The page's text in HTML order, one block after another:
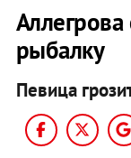
рыбалку
Певица